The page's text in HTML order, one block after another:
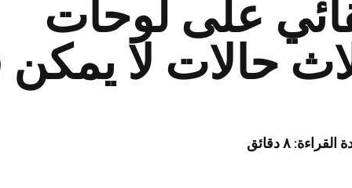
على لوحات
حالات لا يمكن
القراءة: ٨ دقائق